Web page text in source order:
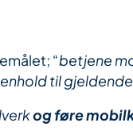
“betjene
til
og føre